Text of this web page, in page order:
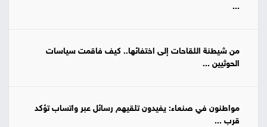
...
من شيطنة اللقاحات إلى اختفائها.. كيف فاقمت سياسات
الحوثيين ...
مواطنون في صنعاء: يفيدون تلقيهم رسائل عبر واتساب تؤكد
قرب ...